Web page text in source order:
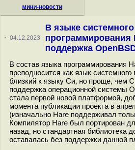
мини-новости
· 04.12.2023
В языке системного
программирования
поддержка
В состав языка программирования
преподносится как язык
близкий к языку Си, но проще, чем
поддержка операционной системы
стала первой новой платформой,
момента публикации проекта в
(изначально Hare поддерживал
Компилятор Hare был портирован
назад, но стандартная библиотека
оставалась без поддержки данной